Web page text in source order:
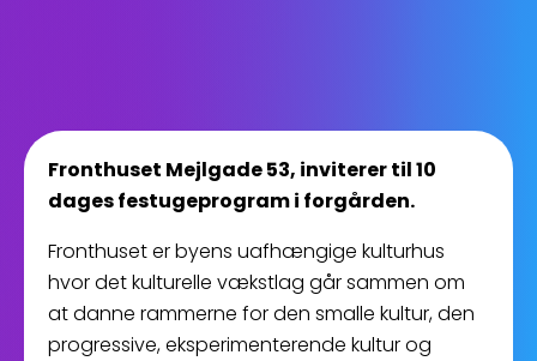
Fronthuset Mejlgade 53, inviterer til 10
dages festugeprogram i forgården.
Fronthuset er byens uafhængige kulturhus
hvor det kulturelle vækstlag går sammen om
at danne rammerne for den smalle kultur, den
progressive, eksperimenterende kultur og